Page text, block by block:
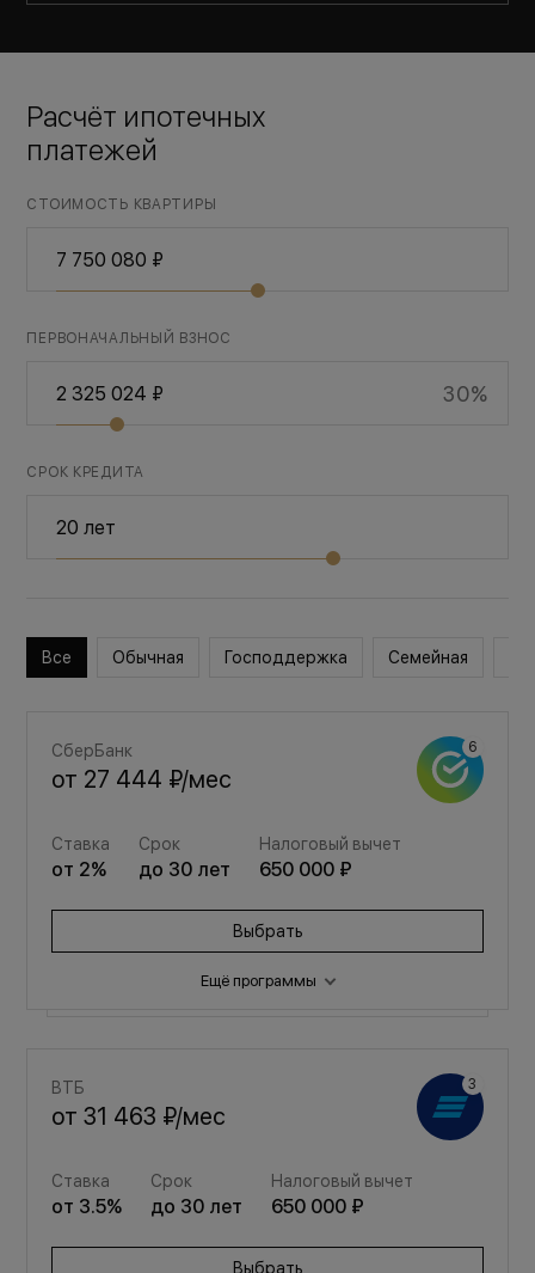
Расчёт ипотечных
платежей
СТОИМОСТЬ КВАРТИРЫ
ПЕРВОНАЧАЛЬНЫЙ ВЗНОС
30%
СРОК КРЕДИТА
Все Обычная Господдержка Семейная
СберБанк
от 27 444 ₽/мес
Ставка
от 2%
Срок
до 30 лет
Налоговый вычет
650 000 ₽
Выбрать
Ещё программы
от36 749 ₽ /мес
от3.5% до30 650 000 ₽
Выбрать
ВТБ
от31 463 ₽/мес
Ставка
от 3.5%
Срок
до 30 лет
Налоговый вычет
650 000 ₽
Выбрать